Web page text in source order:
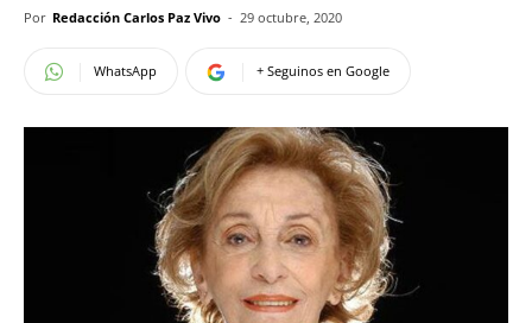
Por Redacción Carlos Paz Vivo - 29 octubre, 2020
WhatsApp + Seguinos en Google